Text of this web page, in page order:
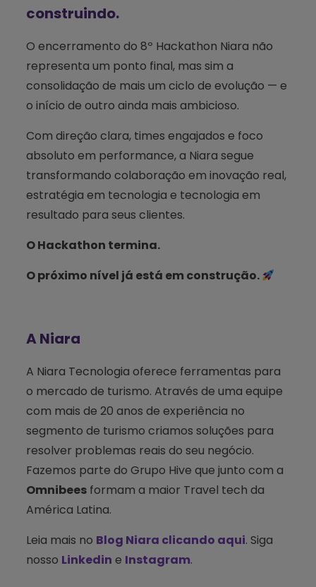
construindo.
O encerramento do 8º Hackathon Niara não
representa um ponto final, mas sim a
consolidação de mais um ciclo de evolução — e
o início de outro ainda mais ambicioso.
Com direção clara, times engajados e foco
absoluto em performance, a Niara segue
transformando colaboração em inovação real,
estratégia em tecnologia e tecnologia em
resultado para seus clientes.
O Hackathon termina.
O próximo nível já está em construção.
A Niara
A Niara Tecnologia oferece ferramentas para
o mercado de turismo. Através de uma equipe
com mais de 20 anos de experiência no
segmento de turismo criamos soluções para
resolver problemas reais do seu negócio.
Fazemos parte do Grupo Hive que junto com a
Omnibeesformam a maior Travel tech da
América Latina.
Leia mais no Blog Niara clicando aqui. Siga
nosso Linkedin e Instagram.